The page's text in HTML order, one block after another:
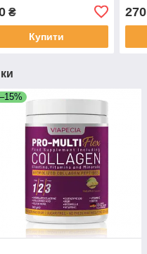
₴
Купити
270
–15%